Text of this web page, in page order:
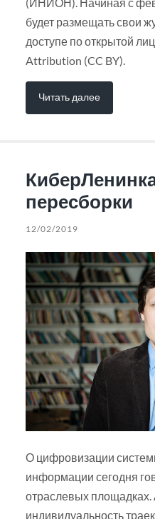
(ИНИОН). Начиная с
будет размещать свои
доступе по открытой
Attribution (CC BY).
Читать далее
пересборки
12/02/2019
О цифровизации
информации сегодня
отраслевых площадках.
индивидуальность